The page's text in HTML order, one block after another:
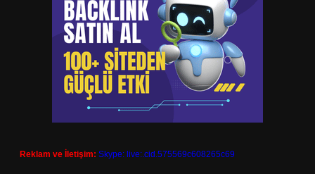
Reklam ve İletişim: Skype: live:.cid.575569c608265c69